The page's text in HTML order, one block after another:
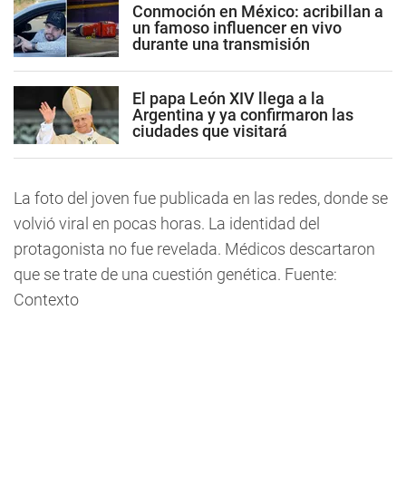
Conmoción en México: acribillan a
un famoso influencer en vivo
durante una transmisión
El papa León XIV llega a la
Argentina y ya confirmaron las
ciudades que visitará
La foto del joven fue publicada en las redes, donde se
volvió viral en pocas horas. La identidad del
protagonista no fue revelada. Médicos descartaron
que se trate de una cuestión genética. Fuente:
Contexto